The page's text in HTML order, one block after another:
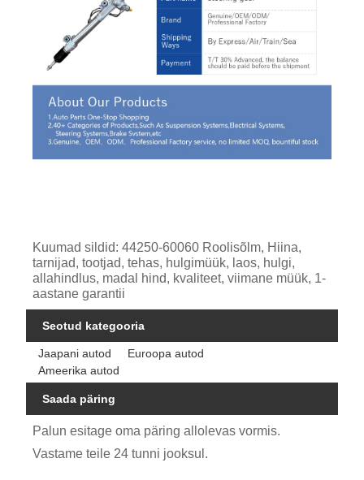
Kuumad sildid: 44250-60060 Roolisõlm, Hiina,
tarnijad, tootjad, tehas, hulgimüük, laos, hulgi,
allahindlus, madal hind, kvaliteet, viimane müük, 1-
aastane garantii
Seotud kategooria
Jaapani autod
Euroopa autod
Ameerika autod
Saada päring
Palun esitage oma päring allolevas vormis.
Vastame teile 24 tunni jooksul.